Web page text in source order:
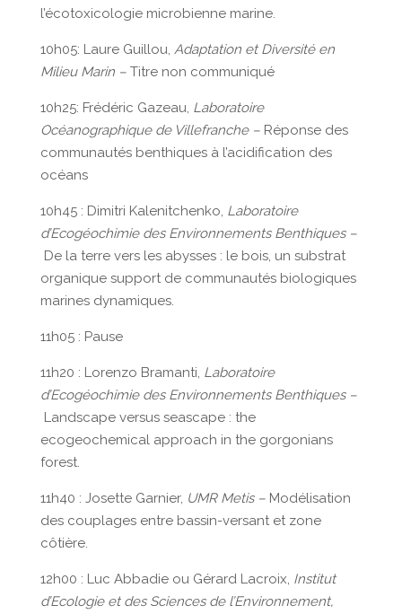
l’écotoxicologie microbienne marine.
10h05: Laure Guillou, Adaptation et Diversité en
Milieu Marin – Titre non communiqué
10h25: Frédéric Gazeau, Laboratoire
Océanographique de Villefranche – Réponse des
communautés benthiques à l’acidification des
océans
10h45 : Dimitri Kalenitchenko, Laboratoire
d’Ecogéochimie des Environnements Benthiques –
De la terre vers les abysses : le bois, un substrat
organique support de communautés biologiques
marines dynamiques.
11h05 : Pause
11h20 : Lorenzo Bramanti, Laboratoire
d’Ecogéochimie des Environnements Benthiques –
Landscape versus seascape : the
ecogeochemical approach in the gorgonians
forest.
11h40 : Josette Garnier, UMR Metis – Modélisation
des couplages entre bassin-versant et zone
côtière.
12h00 : Luc Abbadie ou Gérard Lacroix, Institut
d’Ecologie et des Sciences de l’Environnement,